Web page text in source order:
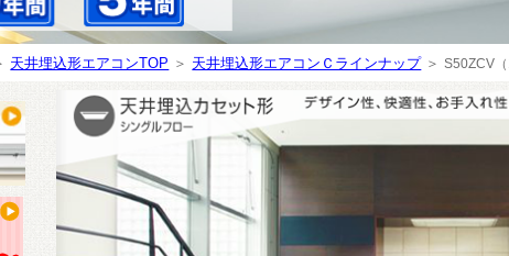
天井埋込形エアコンTOP ＞ 天井埋込形エアコンＣラインナップ＞S50ZCV（